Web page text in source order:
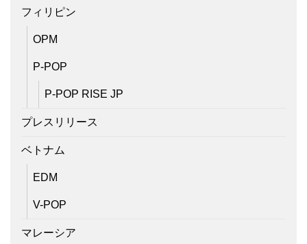
フィリピン
OPM
P-POP
P-POP RISE JP
プレスリリース
ベトナム
EDM
V-POP
マレーシア